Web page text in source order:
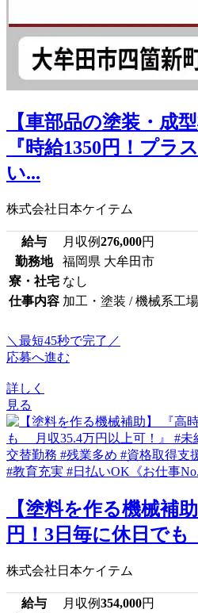
【車部品の塗装・成
『時給1350円！プラ
い...
株式会社日本ケイテム
給与 月収例276,000円
勤務地
福岡県 大牟田市
寮・社宅 なし
仕事内容 加工・塗装 / 機械系工
＼最短45秒で完了／
応募へ進む
詳しく
見る
【塗料を作る機械補
円！3日毎に休日で
株式会社日本ケイテム
給与 月収例354,000円